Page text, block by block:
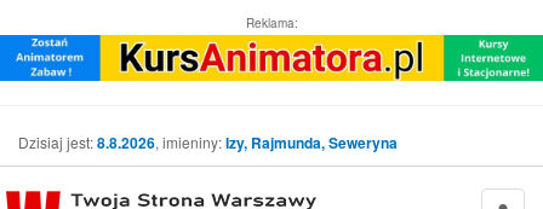
Reklama:
Dzisiaj jest:8.8.2026, imieniny:Izy, Rajmunda, Seweryna